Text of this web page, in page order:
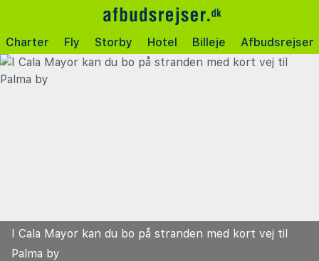
Charter Fly Storby Hotel Billeje Afbudsrejser
I Cala Mayor kan du bo på stranden med kort vej til
Palma by